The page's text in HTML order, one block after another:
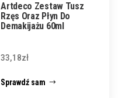
Artdeco Zestaw Tusz
Rzęs Oraz Płyn Do
Demakijażu 60ml
33,18zł
Sprawdź sam